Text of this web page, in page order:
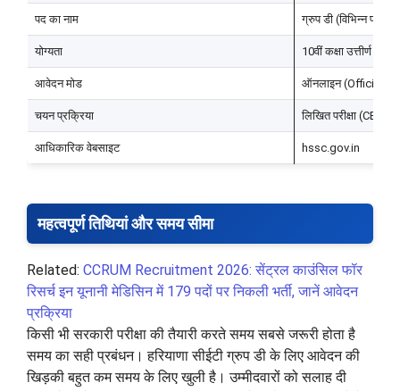
पद का नाम ग्रुप डी (विभिन्न
योग्यता 10वीं कक्षा उत्तीर्ण
आवेदन मोड ऑनलाइन (Official
चयन प्रक्रिया लिखित परीक्षा (CET)
आधिकारिक वेबसाइट hssc.gov.in
महत्वपूर्ण तिथियां और समय सीमा
Related: CCRUM Recruitment 2026: सेंट्रल काउंसिल फॉर
रिसर्च इन यूनानी मेडिसिन में 179 पदों पर निकली भर्ती, जानें आवेदन
प्रक्रिया
किसी भी सरकारी परीक्षा की तैयारी करते समय सबसे जरूरी होता है
समय का सही प्रबंधन। हरियाणा सीईटी ग्रुप डी के लिए आवेदन की
खिड़की बहुत कम समय के लिए खुली है। उम्मीदवारों को सलाह दी